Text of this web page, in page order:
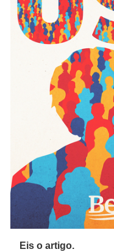
Eis o artigo.